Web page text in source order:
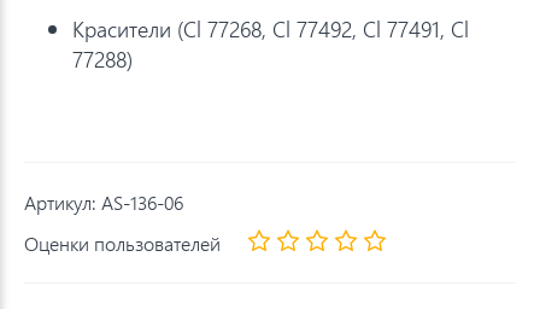
Красители (Cl 77268, Cl 77492, Cl 77491, Cl
77288)
Артикул: AS-136-06
Оценки пользователей